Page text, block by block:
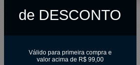
de DESCONTO
Válido para primeira compra e
valor acima de R$ 99,00